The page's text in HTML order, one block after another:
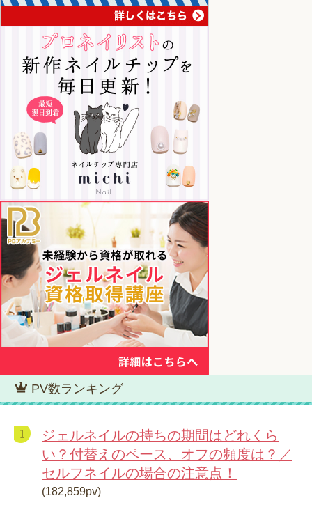
PV数ランキング
ジェルネイルの持ちの期間はどれくら
い？付替えのペース、オフの頻度は？／
セルフネイルの場合の注意点！
(182,859pv)